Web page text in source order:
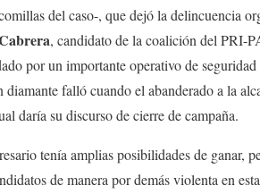
del caso-, que dejó la delincuencia
, candidato de la coalición del PRI-
por un importante operativo de
falló cuando el abanderado a la
daría su discurso de cierre de campaña.
tenía amplias posibilidades de ganar,
de manera por demás violenta en